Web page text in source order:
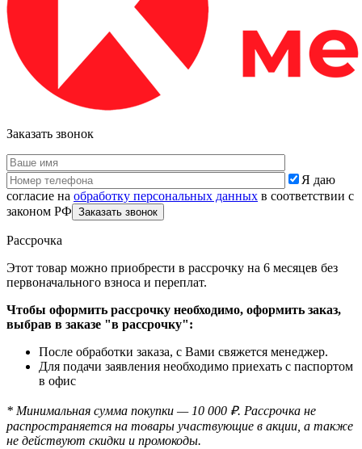
Заказать звонок
Я даю
согласие на обработку персональных данных в соответствии с
законом РФ
Рассрочка
Этот товар можно приобрести в рассрочку на 6 месяцев без
первоначального взноса и переплат.
Чтобы оформить рассрочку необходимо, оформить заказ,
выбрав в заказе "в рассрочку":
После обработки заказа, с Вами свяжется менеджер.
Для подачи заявления необходимо приехать с паспортом
в офис
* Минимальная сумма покупки — 10 000 ₽. Рассрочка не
распространяется на товары участвующие в акции, а также
не действуют скидки и промокоды.